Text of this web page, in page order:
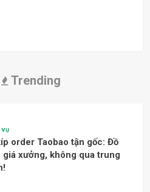
Trending
vụ
order Taobao tận gốc: Đồ
giá xưởng, không qua trung